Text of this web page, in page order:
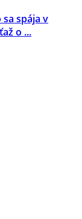
sa spája v
o ...